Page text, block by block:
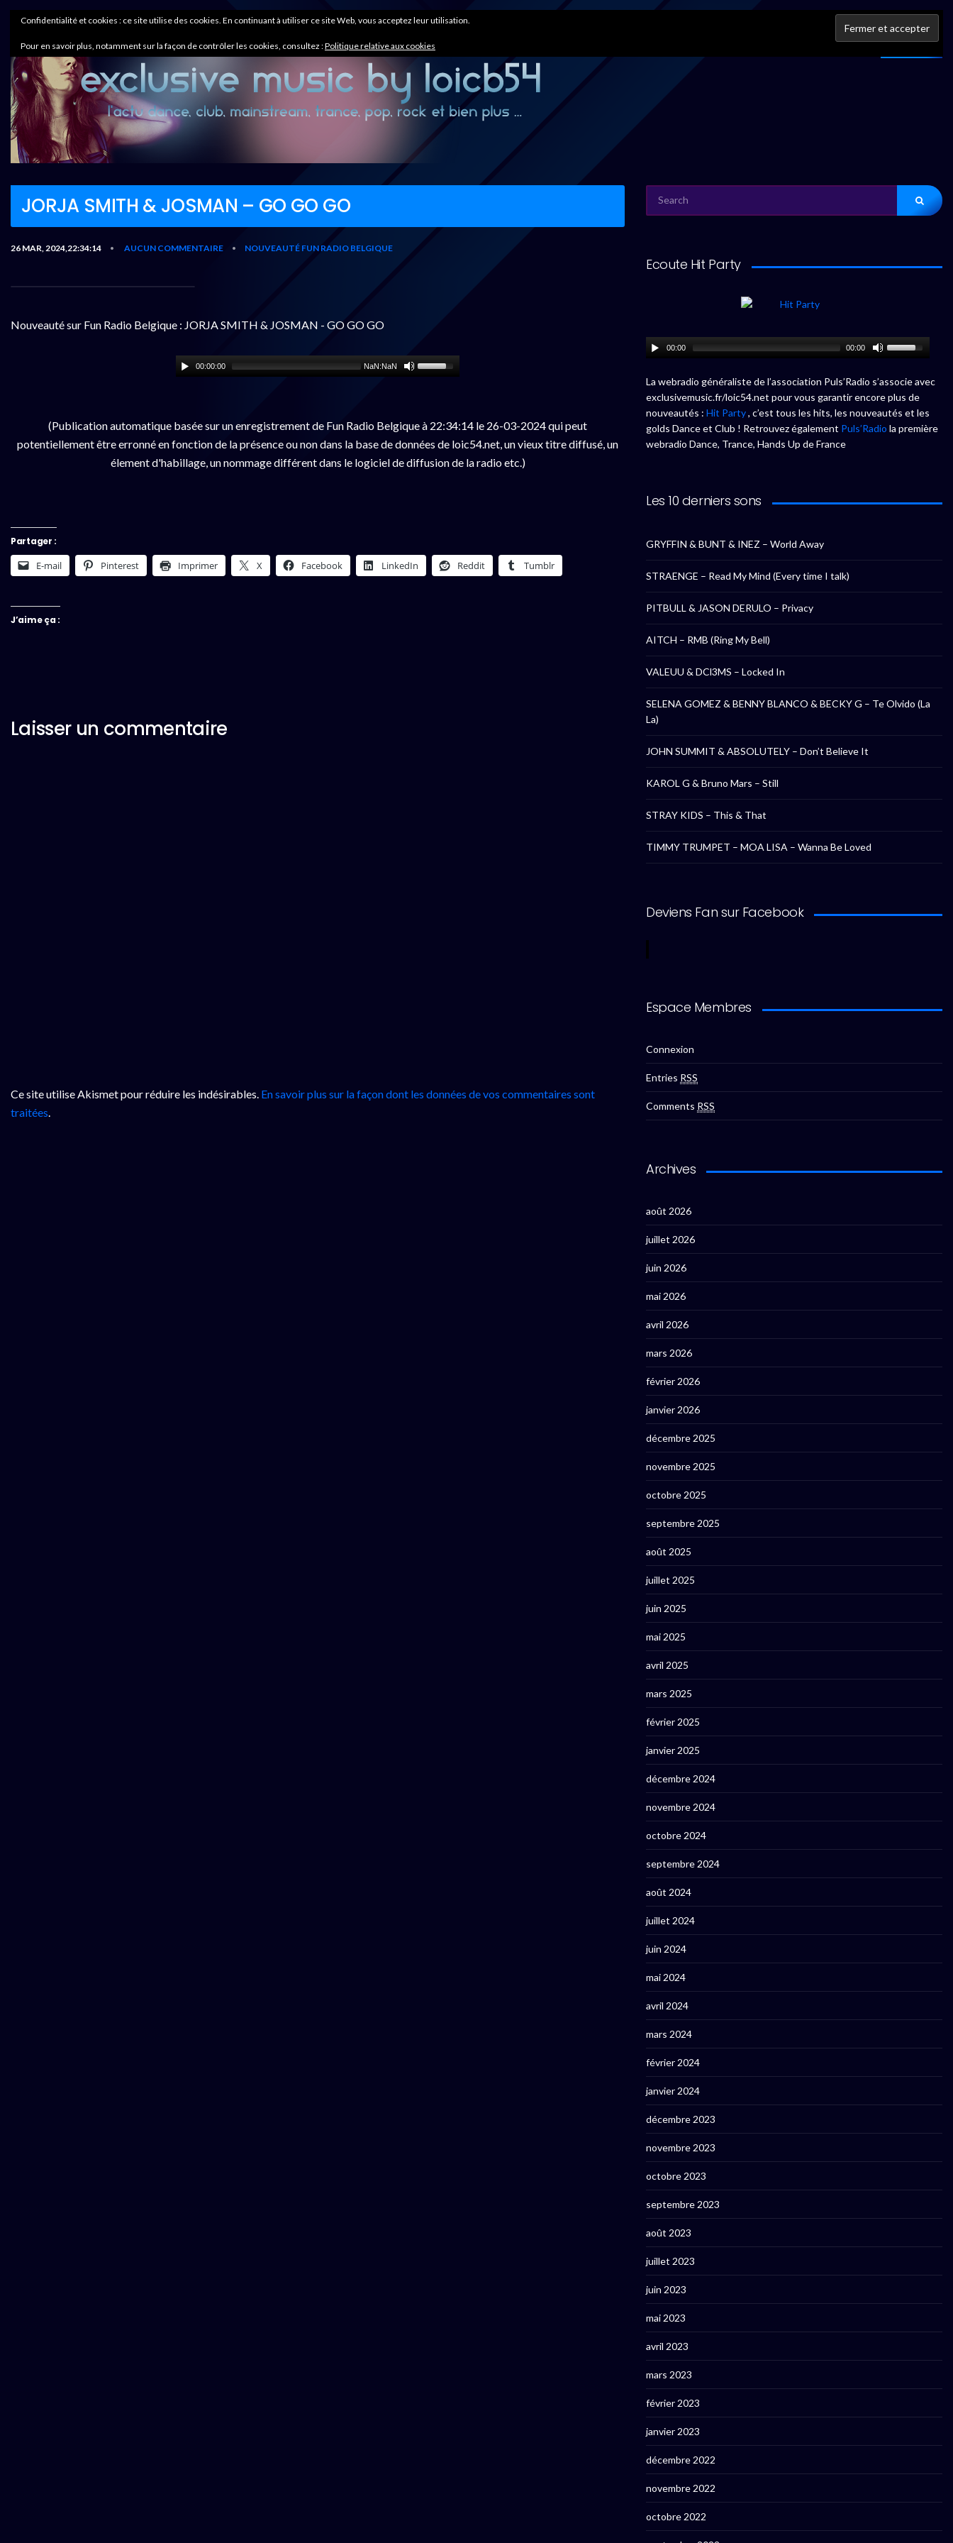
IFPI
JORJA SMITH & JOSMAN – GO GO GO
26 MAR, 2024,22:34:14 • AUCUN COMMENTAIRE • NOUVEAUTÉ FUN RADIO BELGIQUE
Nouveauté sur Fun Radio Belgique : JORJA SMITH & JOSMAN - GO GO GO
00:00:00 NaN:NaN
(Publication automatique basée sur un enregistrement de Fun Radio Belgique à 22:34:14 le 26-03-2024 qui peut
potentiellement être erronné en fonction de la présence ou non dans la base de données de loic54.net, un vieux titre diffusé, un
élement d'habillage, un nommage différent dans le logiciel de diffusion de la radio etc.)
Partager :
E-mail Pinterest Imprimer X Facebook LinkedIn Reddit Tumblr
J’aime ça :
Laisser un commentaire
Ce site utilise Akismet pour réduire les indésirables. En savoir plus sur la façon dont les données de vos commentaires sont
traitées.
FOR:
Ecoute Hit Party
00:00 00:00
La webradio généraliste de l’association Puls’Radio s’associe avec
exclusivemusic.fr/loic54.net pour vous garantir encore plus de
nouveautés : Hit Party, c’est tous les hits, les nouveautés et les
golds Dance et Club ! Retrouvez également Puls’Radio la première
webradio Dance, Trance, Hands Up de France
Les 10 derniers sons
GRYFFIN & BUNT & INEZ – World Away
STRAENGE – Read My Mind (Every time I talk)
PITBULL & JASON DERULO – Privacy
AITCH – RMB (Ring My Bell)
VALEUU & DCl3MS – Locked In
SELENA GOMEZ & BENNY BLANCO & BECKY G – Te Olvido (La
La)
JOHN SUMMIT & ABSOLUTELY – Don’t Believe It
KAROL G & Bruno Mars – Still
STRAY KIDS – This & That
TIMMY TRUMPET – MOA LISA – Wanna Be Loved
Deviens Fan sur Facebook
Espace Membres
Connexion
Entries RSS
Comments RSS
Archives
août 2026
juillet 2026
juin 2026
mai 2026
avril 2026
mars 2026
février 2026
janvier 2026
décembre 2025
novembre 2025
octobre 2025
septembre 2025
août 2025
juillet 2025
juin 2025
mai 2025
avril 2025
mars 2025
février 2025
janvier 2025
décembre 2024
novembre 2024
octobre 2024
septembre 2024
août 2024
juillet 2024
juin 2024
mai 2024
avril 2024
mars 2024
février 2024
janvier 2024
décembre 2023
novembre 2023
octobre 2023
septembre 2023
août 2023
juillet 2023
juin 2023
mai 2023
avril 2023
mars 2023
février 2023
janvier 2023
décembre 2022
novembre 2022
octobre 2022
Confidentialité et cookies : ce site utilise des cookies. En continuant à utiliser ce site Web, vous acceptez leur utilisation.
Pour en savoir plus, notamment sur la façon de contrôler les cookies, consultez :Politique relative aux cookies